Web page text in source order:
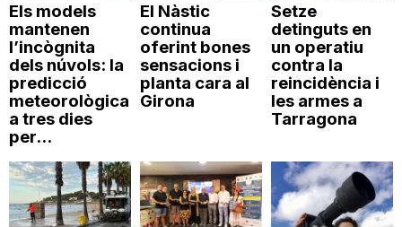
Els models
mantenen
l’incògnita
dels núvols: la
predicció
meteorològica
a tres dies
per...
El Nàstic
continua
oferint bones
sensacions i
planta cara al
Girona
Setze
detinguts en
un operatiu
contra la
reincidència i
les armes a
Tarragona